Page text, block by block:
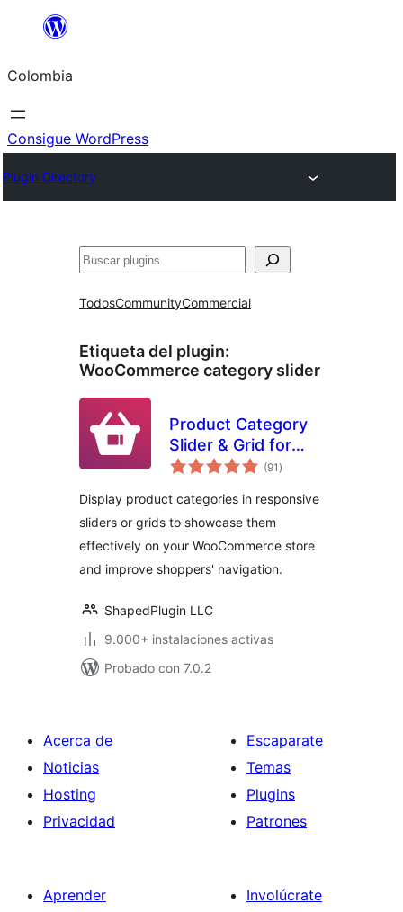
Saltar
contenido
Colombia
Consigue WordPress
Plugin Directory
Buscar
TodosCommunityCommercial
Etiqueta del plugin:
WooCommerce category slider
Product Category
Slider & Grid for
WooCommerce –
Category
(91 total
de
)
Display product categories in responsive
sliders or grids to showcase them
effectively on your WooCommerce store
and improve shoppers' navigation.
ShapedPlugin LLC
9.000+ instalaciones activas
Probado con 7.0.2
Acerca de
Noticias
Hosting
Privacidad
Escaparate
Temas
Plugins
Patrones
Aprender
Involúcrate